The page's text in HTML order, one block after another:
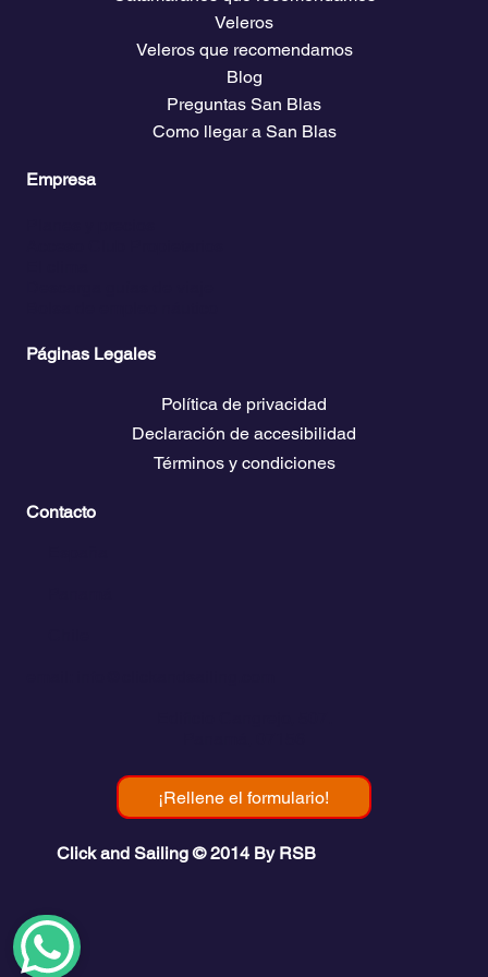
Veleros
Veleros que recomendamos
Blog
Preguntas San Blas
Como llegar a San Blas
Empresa
Click and Sailing © 2014 By RSB
Páginas Legales
Política de privacidad
Declaración de accesibilidad
Términos y condiciones
¡Rellene el formulario!
Contacto